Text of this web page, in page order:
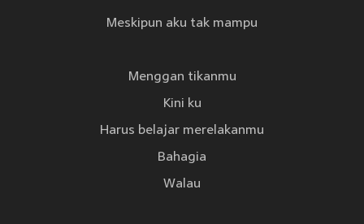
Meskipun aku tak mampu
Menggan tikanmu
Kini ku
Harus belajar merelakanmu
Bahagia
Walau